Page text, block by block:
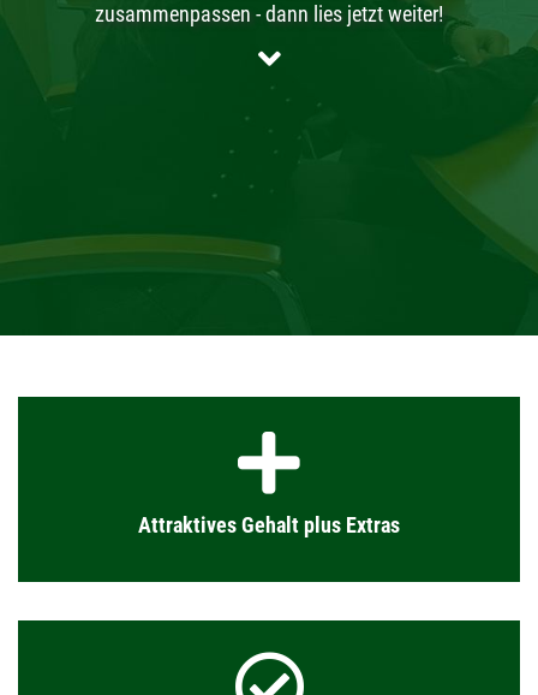
zusammenpassen - dann lies jetzt weiter!
Attraktives Gehalt plus Extras